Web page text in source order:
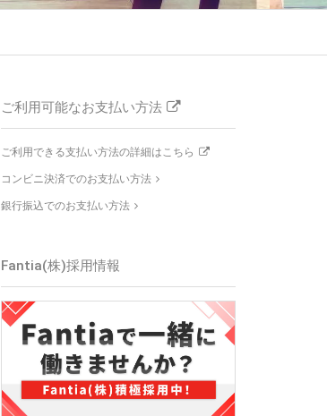
ご利用可能なお支払い方法
ご利用できる支払い方法の詳細はこちら
コンビニ決済でのお支払い方法
銀行振込でのお支払い方法
Fantia(株)採用情報